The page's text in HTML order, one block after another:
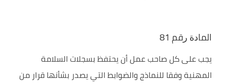
اﻟﻤﺎﺩﺓ ﺭﻗﻢ 81
يجب على كل صاحب عمل أن يحتفظ بسجلات السلامة
المهنية وفقا للنماذج والضوابط التي يصدر بشأنها قرار من